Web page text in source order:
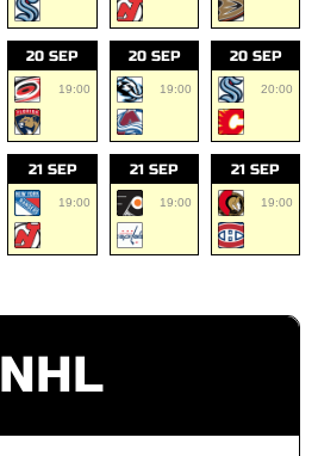
20 SEP
19:00
20 SEP
19:00
20 SEP
20:00
21 SEP
19:00
21 SEP
19:00
21 SEP
19:00
NHL